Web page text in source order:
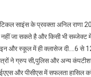
साइंस के प्रवक्ता अनिल राणा
जा सकते है और किसी भी सब्जेक्ट
और स्कूल में ही क्लासेज दी….6 से
ने ग्रुप सी,पुलिस और अन्य
और पीसीएस में सफलता हासिल